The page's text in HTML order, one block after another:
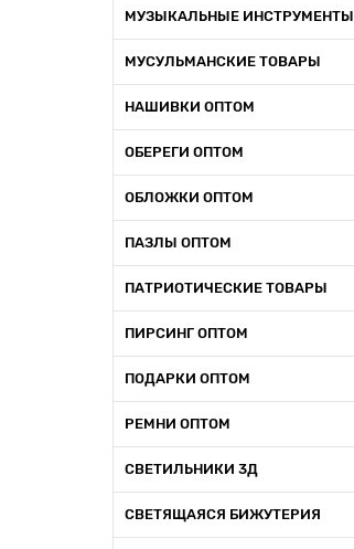
МУЗЫКАЛЬНЫЕ ИНСТРУМЕНТЫ
МУСУЛЬМАНСКИЕ ТОВАРЫ
НАШИВКИ ОПТОМ
ОБЕРЕГИ ОПТОМ
ОБЛОЖКИ ОПТОМ
ПАЗЛЫ ОПТОМ
ПАТРИОТИЧЕСКИЕ ТОВАРЫ
ПИРСИНГ ОПТОМ
ПОДАРКИ ОПТОМ
РЕМНИ ОПТОМ
СВЕТИЛЬНИКИ 3Д
СВЕТЯЩАЯСЯ БИЖУТЕРИЯ